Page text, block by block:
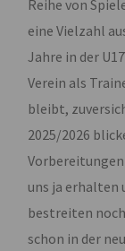
Reihe von
eine Vielzahl
Jahre in der
Verein als
bleibt,
2025/2026
uns ja erhalten
bestreiten
schon in der